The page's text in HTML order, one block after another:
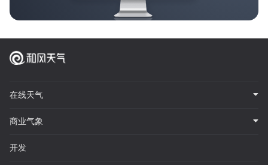
在线天气
商业气象
开发